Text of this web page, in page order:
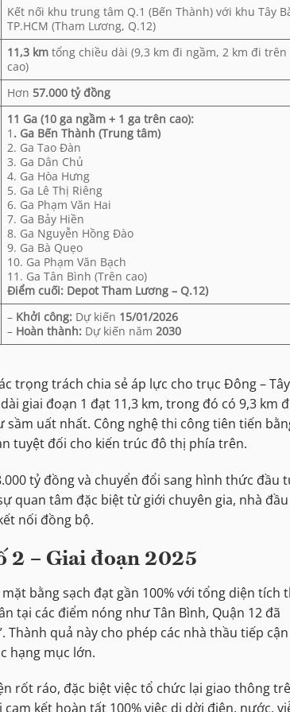
Kết nối khu trung tâm Q.1 (Bến Thành) với khu Tây
TP.HCM (Tham Lương, Q.12)
11,3 km tổng chiều dài (9,3 km đi ngầm, 2 km đi trên
cao)
Hơn 57.000 tỷ đồng
11 Ga (10 ga ngầm + 1 ga trên cao):
1 . Ga Bến Thành (Trung tâm)
2. Ga Tao Đàn
3. Ga Dân Chủ
4. Ga Hòa Hưng
5. Ga Lê Thị Riêng
6. Ga Phạm Văn Hai
7. Ga Bảy Hiền
8. Ga Nguyễn Hồng Đào
9. Ga Bà Quẹo
10. Ga Phạm Văn Bạch
11. Ga Tân Bình (Trên cao)
Điểm cuối: Depot Tham Lương – Q.12)
– Khởi công: Dự kiến 15/01/2026
– Hoàn thành: Dự kiến năm2030
trọng trách chia sẻ áp lực cho trục Đông – Tây
giai đoạn 1 đạt 11,3 km, trong đó có 9,3 km
sầm uất nhất. Công nghệ thi công tiên tiến
tuyệt đối cho kiến trúc đô thị phía trên.
tỷ đồng và chuyển đổi sang hình thức đầu
quan tâm đặc biệt từ giới chuyên gia, nhà
nối đồng bộ.
2 – Giai đoạn 2025
bằng sạch đạt gần 100% với tổng diện tích
tại các điểm nóng như Tân Bình, Quận 12 đã
quả này cho phép các nhà thầu tiếp cận
hạng mục lớn.
rốt ráo, đặc biệt việc tổ chức lại giao thông
kết hoàn tất 100% việc di dời điện, nước,